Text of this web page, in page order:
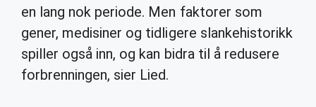
en lang nok periode. Men faktorer som
gener, medisiner og tidligere slankehistorikk
spiller også inn, og kan bidra til å redusere
forbrenningen, sier Lied.